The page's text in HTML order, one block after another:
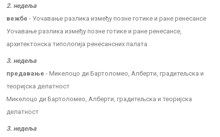
2. недеља
вежбе - Уочавање разлика између позне готике и ране ренесансе
Уочавање разлика између позне готике и ране ренесансе,
архитектонска типологија ренесансних палата
3. недеља
предавање - Микелоцо ди Бартоломео, Алберти, градитељска и
теоријска делатност
Микелоцо ди Бартоломео, Алберти, градитељска и теоријска
делатност
3. недеља